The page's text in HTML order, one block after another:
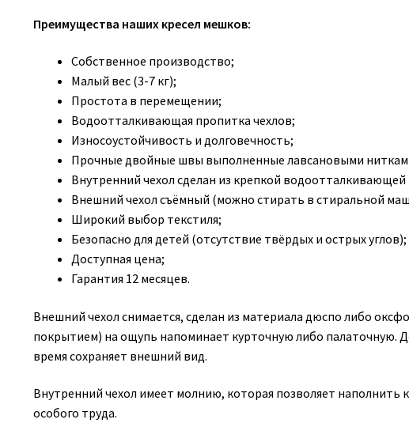
Преимущества наших кресел мешков:
Собственное производство;
Малый вес (3-7 кг);
Простота в перемещении;
Водоотталкивающая пропитка чехлов;
Износоустойчивость и долговечность;
Прочные двойные швы выполненные лавсановыми
Внутренний чехол сделан из крепкой
Внешний чехол съёмный (можно стирать в стиральной
Широкий выбор текстиля;
Безопасно для детей (отсутствие твёрдых и острых углов);
Доступная цена;
Гарантия 12 месяцев.
Внешний чехол снимается, сделан из материала дюспо либо
покрытием) на ощупь напоминает курточную либо палаточную.
время сохраняет внешний вид.
Внутренний чехол имеет молнию, которая позволяет наполнить
особого труда.